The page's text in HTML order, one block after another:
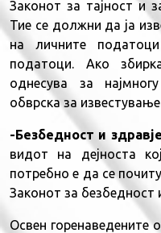
Законот за тајност и
Тие се должни да ја
на личните
податоци. Ако
однесува за
обврска за
-Безбедност и
видот на дејноста
потребно е да се
Законот за безбедност
Освен горенаведените